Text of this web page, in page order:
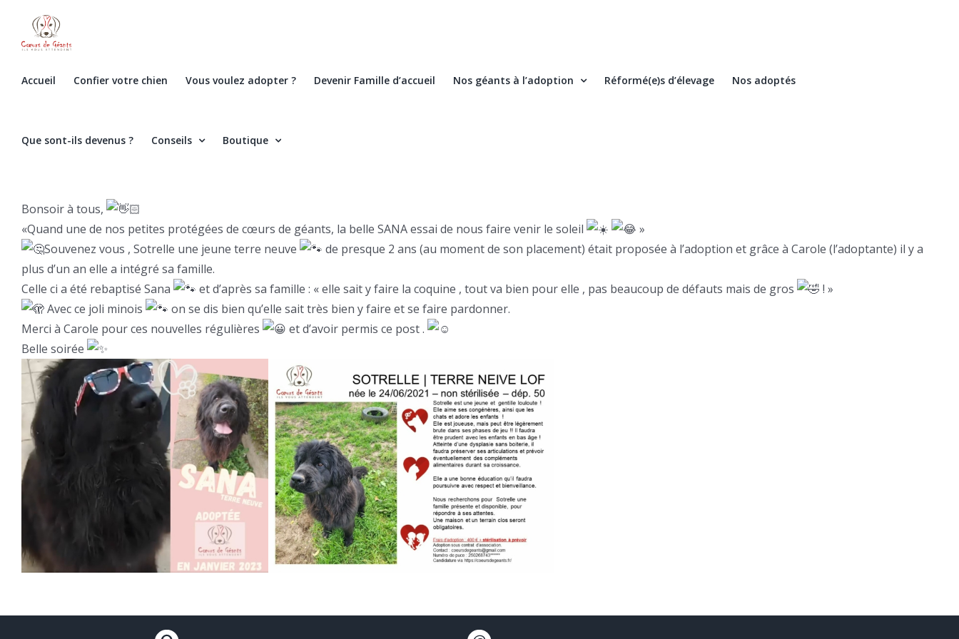
content
Accueil Confier votre chien Vous voulez adopter ? Devenir Famille d’accueil Nos géants à l’adoption Réformé(e)s d’élevage Nos adoptés
Que sont-ils devenus ? Conseils Boutique
Bonsoir à tous,
«Quand une de nos petites protégées de cœurs de géants, la belle SANA essai de nous faire venir le soleil
»
Souvenez vous , Sotrelle une jeune terre neuve
de presque 2 ans (au moment de son placement) était proposée à l’adoption et grâce à Carole (l’adoptante) il y a
plus d’un an elle a intégré sa famille.
Celle ci a été rebaptisé Sana
et d’après sa famille : « elle sait y faire la coquine , tout va bien pour elle , pas beaucoup de défauts mais de gros
! »
Avec ce joli minois
on se dis bien qu’elle sait très bien y faire et se faire pardonner.
Merci à Carole pour ces nouvelles régulières
et d’avoir permis ce post .
Belle soirée